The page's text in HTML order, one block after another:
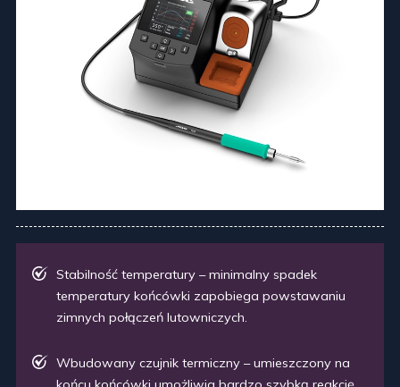
Stabilność temperatury – minimalny spadek
temperatury końcówki zapobiega powstawaniu
zimnych połączeń lutowniczych.
Wbudowany czujnik termiczny – umieszczony na